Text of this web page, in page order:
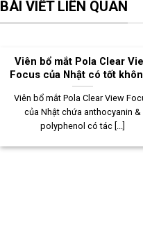
BÀI VIẾT LIÊN QUAN
Viên bổ mắt Pola Clear
Focus của Nhật có tốt
Viên bổ mắt Pola Clear View
của Nhật chứa anthocyanin &
polyphenol có tác [...]